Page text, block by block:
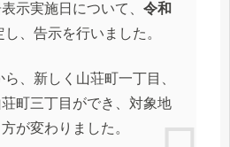
示実施日について、 令和
し、告示を行いました。
、新しく山荘町一丁目、
町三丁目ができ、対象地
が変わりました。